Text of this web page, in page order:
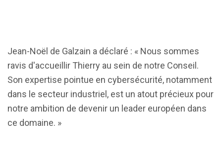
Jean-Noël de Galzain a déclaré : « Nous sommes
ravis d'accueillir Thierry au sein de notre Conseil.
Son expertise pointue en cybersécurité, notamment
dans le secteur industriel, est un atout précieux pour
notre ambition de devenir un leader européen dans
ce domaine. »